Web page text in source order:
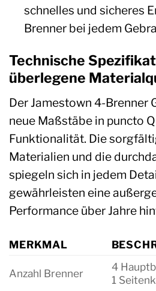
schnelles und sicheres
Brenner bei jedem
Technische
überlegene
Der Jamestown 4-Brenner
neue Maßstäbe in puncto
Funktionalität. Die
Materialien und die
spiegeln sich in jedem
gewährleisten eine
Performance über Jahre
MERKMAL
Anzahl Brenner
4
1